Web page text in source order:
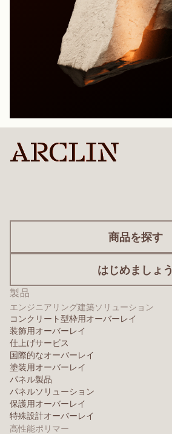
製品
エンジニアリング建築ソリューション
コンクリート型枠用オーバーレイ
装飾用オーバーレイ
仕上げサービス
国際的なオーバーレイ
塗装用オーバーレイ
パネル製品
パネルソリューション
保護用オーバーレイ
特殊設計オーバーレイ
高性能ポリマー
商品を探す
はじめましょう